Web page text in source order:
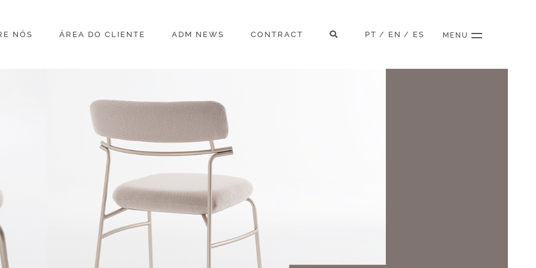
NÓS ÁREA DO CLIENTE ADM NEWS CONTRACT PT / EN / ES MENU